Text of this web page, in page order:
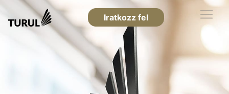
Iratkozz fel